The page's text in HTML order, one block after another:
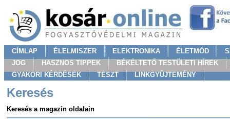
CÍMLAP ÉLELMISZER ELEKTRONIKA ÉLETMÓD
JOG
HASZNOS TIPPEK
BÉKÉLTETŐ TESTÜLETI HÍREK
GYAKORI KÉRDÉSEK
TESZT LINKGYÜJTEMÉNY
Keresés
Keresés a magazin oldalain